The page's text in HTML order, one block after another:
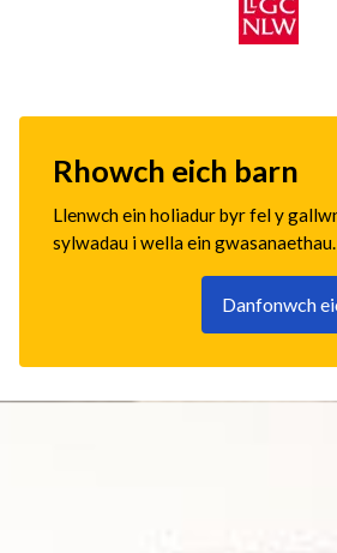
Rhowch eich barn
Llenwch ein holiadur byr fel y
sylwadau i wella ein gwasanaethau.
Danfonwch